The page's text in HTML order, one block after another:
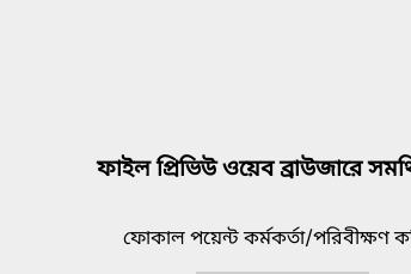
ফাইল প্রিভিউ ওয়েব ব্রাউজারে
ফোকাল পয়েন্ট কর্মকর্তা/পরিবীক্ষণ